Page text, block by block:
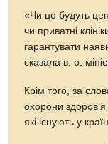
«Чи це будуть
чи приватні
гарантувати
сказала в. о.
Крім того, за
охорони здоров’я
які існують у